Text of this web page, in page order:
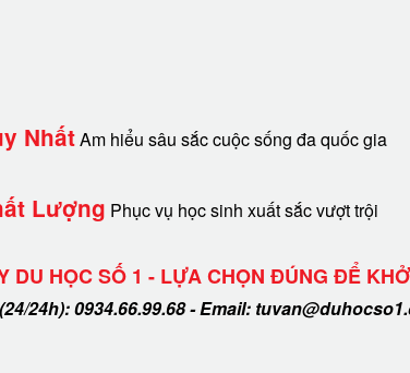
NhấtAm hiểu sâu sắc cuộc sống đa quốc gia
Lượng Phục vụ học sinh xuất sắc vượt trội
DU HỌC SỐ 1 - LỰA CHỌN ĐÚNG ĐỂ
24h): 0934.66.99.68 - Email: